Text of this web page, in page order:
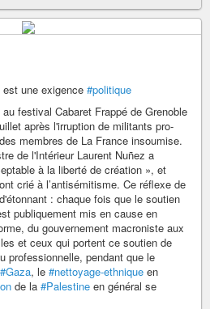
est une exigence #politique
festival Cabaret Frappé de Grenoble
après l'irruption de militants pro-
membres de La France insoumise.
de l'Intérieur Laurent Nuñez a
à la liberté de création », et
crié à l’antisémitisme. Ce réflexe de
: chaque fois que le soutien
publiquement mis en cause en
du gouvernement macroniste aux
et ceux qui portent ce soutien de
professionnelle, pendant que le
#Gaza, le #nettoyage-ethnique en
de la #Palestine en général se